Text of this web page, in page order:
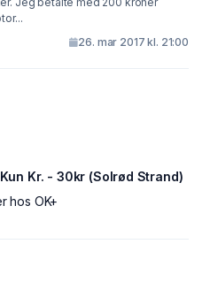
26. mar 2017 kl. 21:00
Kr. - 30kr (Solrød Strand)
hos OK+